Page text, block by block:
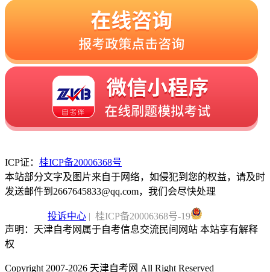
ICP证： 桂ICP备20006368号
本站部分文字及图片来自于网络，如侵犯到您的权益，请及时
发送邮件到2667645833@qq.com，我们会尽快处理
投诉中心 | 桂ICP备20006368号-19
声明：天津自考网属于自考信息交流民间网站 本站享有解释
权
Copyright 2007-2026 天津自考网 All Right Reserved